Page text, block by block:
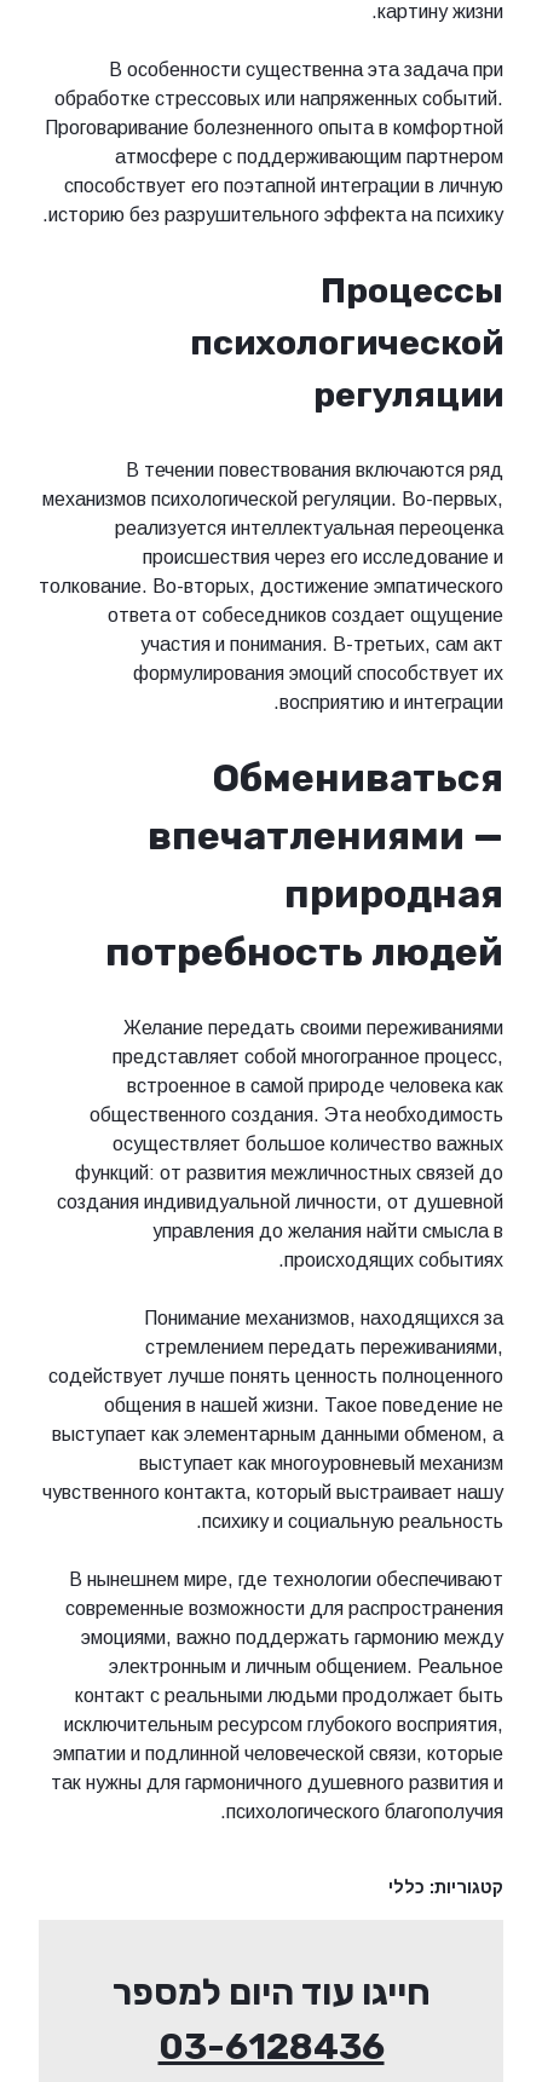
картину жизни.
В особенности существенна эта задача при
обработке стрессовых или напряженных событий.
Проговаривание болезненного опыта в комфортной
атмосфере с поддерживающим партнером
способствует его поэтапной интеграции в личную
историю без разрушительного эффекта на психику.
Процессы
психологической
регуляции
В течении повествования включаются ряд
механизмов психологической регуляции. Во-первых,
реализуется интеллектуальная переоценка
происшествия через его исследование и
толкование. Во-вторых, достижение эмпатического
ответа от собеседников создает ощущение
участия и понимания. В-третьих, сам акт
формулирования эмоций способствует их
восприятию и интеграции.
Обмениваться
впечатлениями —
природная
потребность людей
Желание передать своими переживаниями
представляет собой многогранное процесс,
встроенное в самой природе человека как
общественного создания. Эта необходимость
осуществляет большое количество важных
функций: от развития межличностных связей до
создания индивидуальной личности, от душевной
управления до желания найти смысла в
происходящих событиях.
Понимание механизмов, находящихся за
стремлением передать переживаниями,
содействует лучше понять ценность полноценного
общения в нашей жизни. Такое поведение не
выступает как элементарным данными обменом, а
выступает как многоуровневый механизм
чувственного контакта, который выстраивает нашу
психику и социальную реальность.
В нынешнем мире, где технологии обеспечивают
современные возможности для распространения
эмоциями, важно поддержать гармонию между
электронным и личным общением. Реальное
контакт с реальными людьми продолжает быть
исключительным ресурсом глубокого восприятия,
эмпатии и подлинной человеческой связи, которые
так нужны для гармоничного душевного развития и
психологического благополучия.
קטגוריות: כללי
חייגו עוד היום למספר
03-6128436